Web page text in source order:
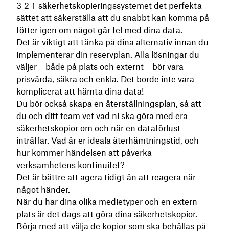
3-2-1-säkerhetskopieringssystemet det perfekta
sättet att säkerställa att du snabbt kan komma på
fötter igen om något går fel med dina data.
Det är viktigt att tänka på dina alternativ innan du
implementerar din reservplan. Alla lösningar du
väljer – både på plats och externt – bör vara
prisvärda, säkra och enkla. Det borde inte vara
komplicerat att hämta dina data!
Du bör också skapa en återställningsplan, så att
du och ditt team vet vad ni ska göra med era
säkerhetskopior om och när en dataförlust
inträffar. Vad är er ideala återhämtningstid, och
hur kommer händelsen att påverka
verksamhetens kontinuitet?
Det är bättre att agera tidigt än att reagera när
något händer.
När du har dina olika medietyper och en extern
plats är det dags att göra dina säkerhetskopior.
Börja med att välja de kopior som ska behållas på